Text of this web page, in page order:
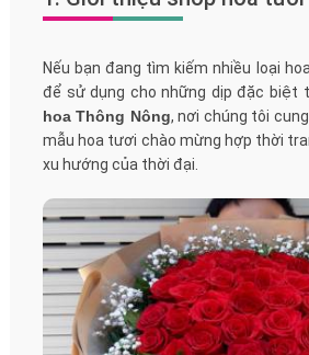
Nếu bạn đang tìm kiếm nhiều loại
để sử dụng cho những dịp đặc biệt
hoa Thông Nông, nơi chúng tôi
mẫu hoa tươi chào mừng hợp thời
xu hướng của thời đại.